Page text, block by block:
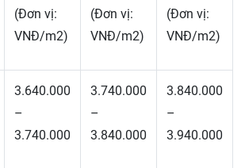
(Đơn vị:
VNĐ/m2)
(Đơn vị:
VNĐ/m2)
(Đơn vị:
VNĐ/m2)
3.640.000
–
3.740.000
3.740.000
–
3.840.000
3.840.000
–
3.940.000